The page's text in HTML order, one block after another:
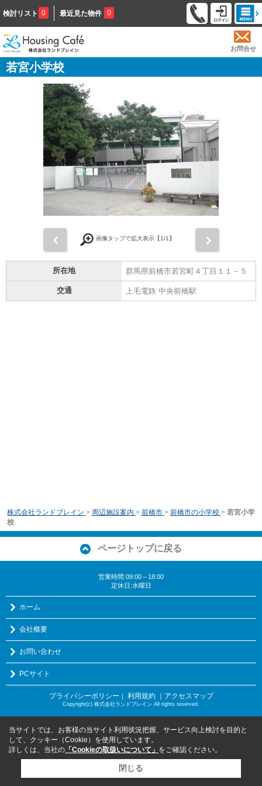
検討リスト 0 最近見た物件 0
お問合せ
若宮小学校
画像タップで拡大表示【1/1】
所在地 群馬県前橋市若宮町４丁目１１－５
交通 上毛電鉄 中央前橋駅
株式会社ランドブレイン > 周辺施設案内 > 前橋市 > 前橋市の小学校 > 若宮小学
校
ページトップに戻る
営業時間:09:00～18:00
定休日:水曜日
ホーム
会社概要
お問い合わせ
PCサイト
プライバシーポリシー ｜ 利用規約 ｜アクセスマップ
Copyright(c) 株式会社ランドブレイン All rights reserved.
当サイトでは、お客様の当サイト利用状況把握、サービス向上検討を目的と
して、クッキー（Cookie）を使用しています。
詳しくは、当社の 「Cookieの取扱いについて」 をご確認ください。
閉じる